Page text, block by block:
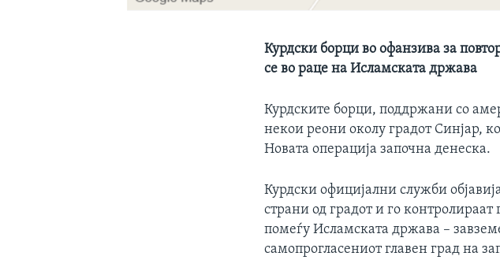
Курдски борци во офанзива за
се во раце на Исламската држава
Курдските борци, поддржани со
некои реони околу градот Синјар,
Новата операција започна денеска.
Курдски официјални служби
страни од градот и го контролираат
помеѓу Исламската држава –
самопрогласениот главен град на